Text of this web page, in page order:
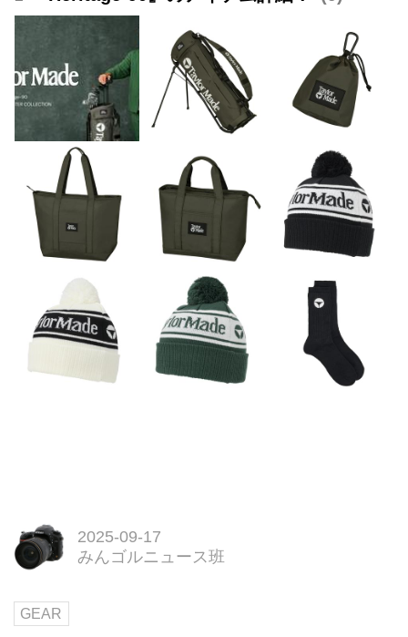
2025-09-17
みんゴルニュース班
GEAR